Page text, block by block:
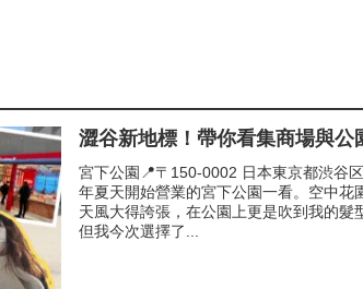
澀谷新地標！帶你看集商場與公
宮下公園📍〒150-0002 日本東京都渋谷
年夏天開始營業的宮下公園一看。空中花
天風大得誇張，在公園上更是吹到我的髮
但我今次選擇了...